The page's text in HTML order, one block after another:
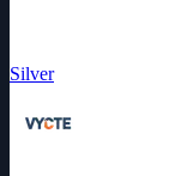
Silver